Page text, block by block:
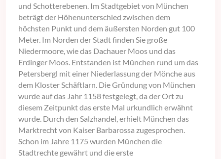
und Schotterebenen. Im Stadtgebiet von München
beträgt der Höhenunterschied zwischen dem
höchsten Punkt und dem äußersten Norden gut 100
Meter. Im Norden der Stadt finden Sie große
Niedermoore, wie das Dachauer Moos und das
Erdinger Moos. Entstanden ist München rund um das
Petersbergl mit einer Niederlassung der Mönche aus
dem Kloster Schäftlarn. Die Gründung von München
wurde auf das Jahr 1158 festgelegt, da der Ort zu
diesem Zeitpunkt das erste Mal urkundlich erwähnt
wurde. Durch den Salzhandel, erhielt München das
Marktrecht von Kaiser Barbarossa zugesprochen.
Schon im Jahre 1175 wurden München die
Stadtrechte gewährt und die erste